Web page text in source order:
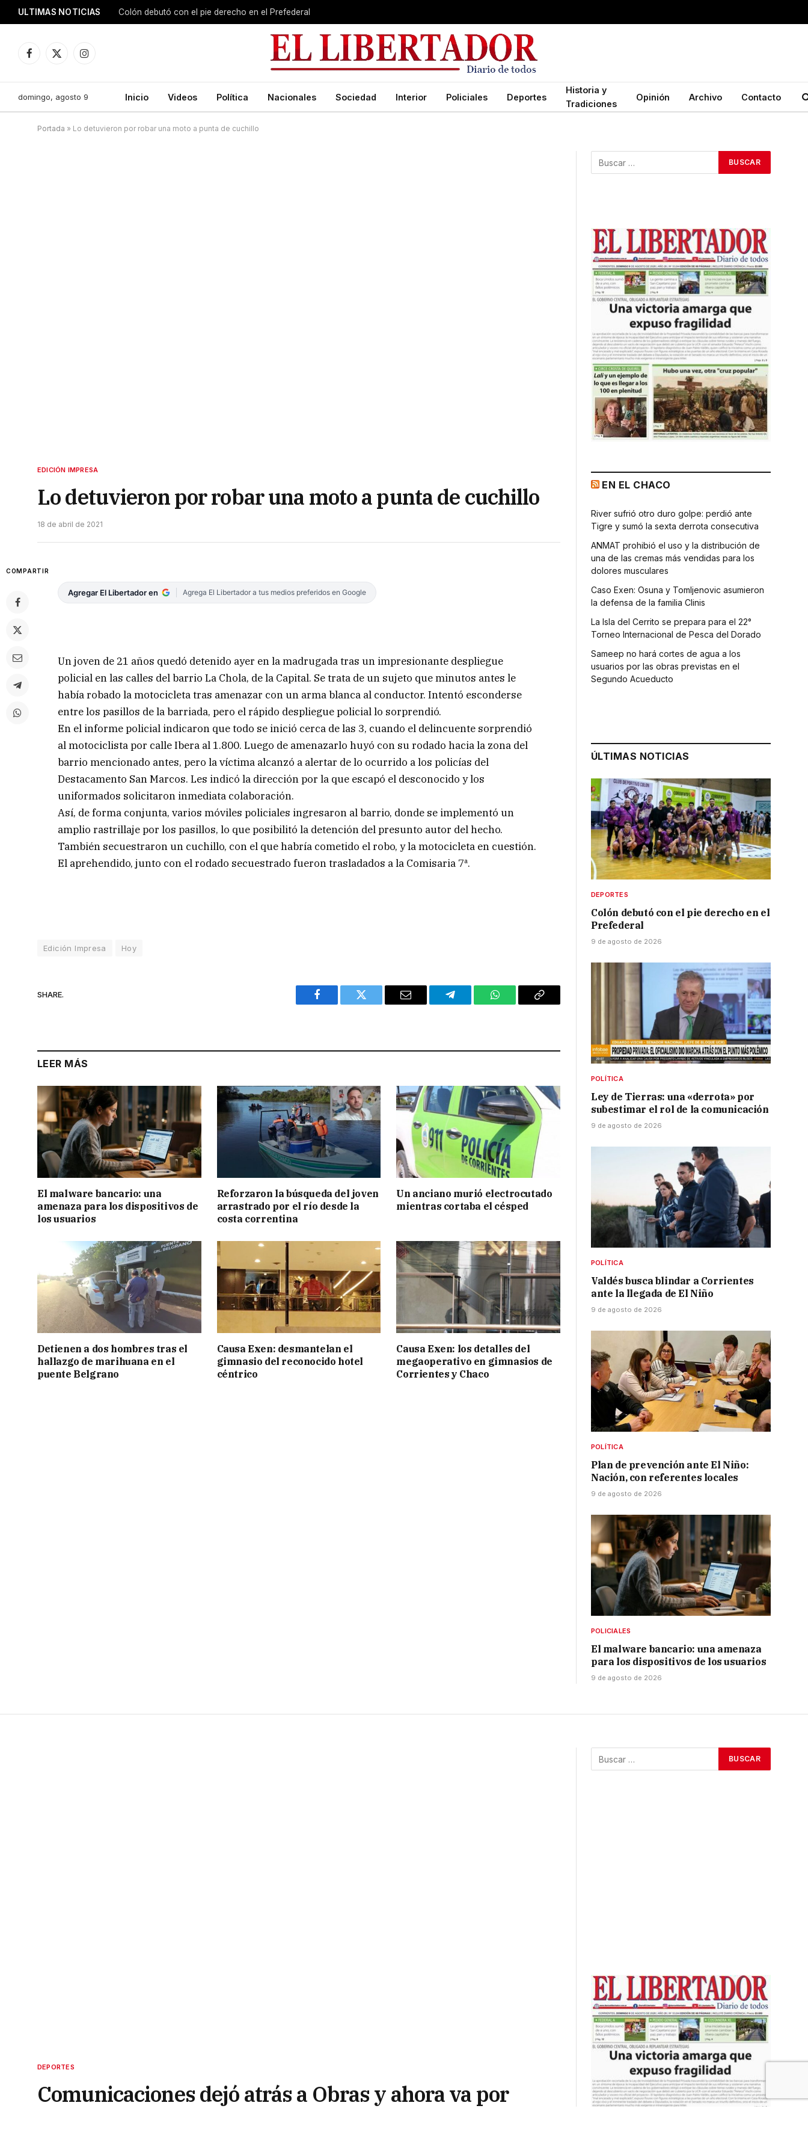
ULTIMAS NOTICIAS Colón debutó con el pie derecho en el Prefederal
Facebook
X
Instagram
domingo, agosto 9 Inicio Videos Política Nacionales Sociedad Interior Policiales Deportes
Historia y
Tradiciones
Opinión Archivo Contacto
Portada » Lo detuvieron por robar una moto a punta de cuchillo
EDICIÓN IMPRESA
Lo detuvieron por robar una moto a punta de cuchillo
18 de abril de 2021
COMPARTIR
Agregar El Libertador en Agrega El Libertador a tus medios preferidos en Google
Un joven de 21 años quedó detenido ayer en la madrugada tras un impresionante despliegue
policial en las calles del barrio La Chola, de la Capital. Se trata de un sujeto que minutos antes le
había robado la motocicleta tras amenazar con un arma blanca al conductor. Intentó esconderse
entre los pasillos de la barriada, pero el rápido despliegue policial lo sorprendió.
En el informe policial indicaron que todo se inició cerca de las 3, cuando el delincuente sorprendió
al motociclista por calle Ibera al 1.800. Luego de amenazarlo huyó con su rodado hacia la zona del
barrio mencionado antes, pero la víctima alcanzó a alertar de lo ocurrido a los policías del
Destacamento San Marcos. Les indicó la dirección por la que escapó el desconocido y los
uniformados solicitaron inmediata colaboración.
Así, de forma conjunta, varios móviles policiales ingresaron al barrio, donde se implementó un
amplio rastrillaje por los pasillos, lo que posibilitó la detención del presunto autor del hecho.
También secuestraron un cuchillo, con el que habría cometido el robo, y la motocicleta en cuestión.
El aprehendido, junto con el rodado secuestrado fueron trasladados a la Comisaria 7ª.
Edición Impresa Hoy
SHARE.
Facebook Twitter Email Telegram WhatsAppCopy
LEER MÁS
El malware bancario: una
amenaza para los dispositivos de
los usuarios
Reforzaron la búsqueda del joven
arrastrado por el río desde la
costa correntina
Un anciano murió electrocutado
mientras cortaba el césped
Detienen a dos hombres tras el
hallazgo de marihuana en el
puente Belgrano
Causa Exen: desmantelan el
gimnasio del reconocido hotel
céntrico
Causa Exen: los detalles del
megaoperativo en gimnasios de
Corrientes y Chaco
EN EL CHACO
River sufrió otro duro golpe: perdió ante
Tigre y sumó la sexta derrota consecutiva
ANMAT prohibió el uso y la distribución de
una de las cremas más vendidas para los
dolores musculares
Caso Exen: Osuna y Tomljenovic asumieron
la defensa de la familia Clinis
La Isla del Cerrito se prepara para el 22°
Torneo Internacional de Pesca del Dorado
Sameep no hará cortes de agua a los
usuarios por las obras previstas en el
Segundo Acueducto
ÚLTIMAS NOTICIAS
DEPORTES
Colón debutó con el pie derecho en el
Prefederal
9 de agosto de 2026
POLÍTICA
Ley de Tierras: una «derrota» por
subestimar el rol de la comunicación
9 de agosto de 2026
POLÍTICA
Valdés busca blindar a Corrientes
ante la llegada de El Niño
9 de agosto de 2026
POLÍTICA
Plan de prevención ante El Niño:
Nación, con referentes locales
9 de agosto de 2026
POLICIALES
El malware bancario: una amenaza
para los dispositivos de los usuarios
9 de agosto de 2026
DEPORTES
Comunicaciones dejó atrás a Obras y ahora va por